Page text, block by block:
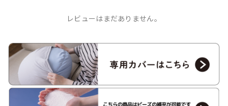
レビューはまだありません。